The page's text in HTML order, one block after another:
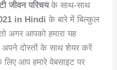
जीवन परिचयके साथ-साथ
in Hindi के बारे में बिल्कुल
अगर आपको हमारा यह
दोस्तों के साथ शेयर करें
आप हमारे वेबसाइट पर